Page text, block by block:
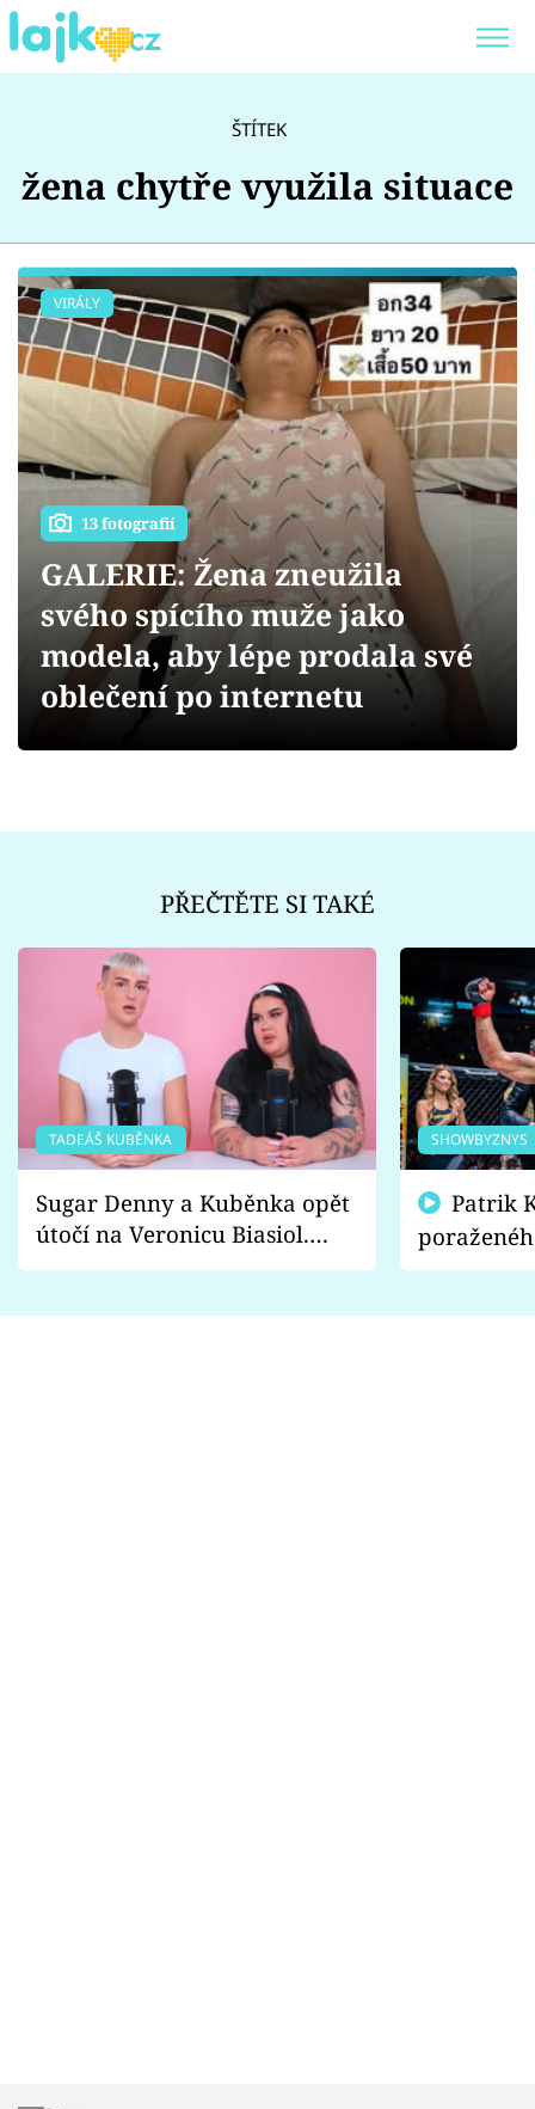
Témata
Showbyznys
Youtubeři
Virály
Sex a vztahy
Videa
Sledujte prima+
ŠTÍTEK
žena chytře využila situace
VIRÁLY
13 fotografií
GALERIE: Žena zneužila
svého spícího muže jako
modela, aby lépe prodala své
oblečení po internetu
PŘEČTĚTE SI TAKÉ
TADEÁŠ KUBĚNKA
Sugar Denny a Kuběnka opět
útočí na Veronicu Biasiol.
Proč je podle nich falešná a
SHOWBYZNYS
fanoušci